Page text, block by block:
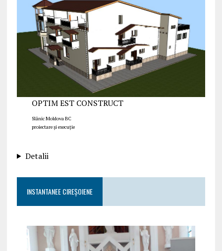
OPTIM EST CONSTRUCT
Slănic Moldova BC
proiectare și execuție
Detalii
INSTANTANEE CIREȘOIENE